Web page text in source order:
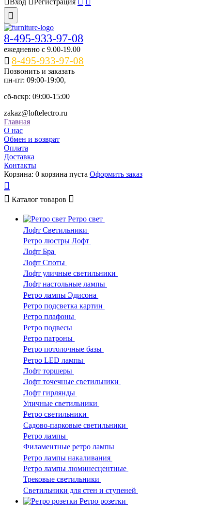
Вход
Регистрация
8-495-933-97-08
ежедневно c 9.00-19.00
8-495-933-97-08
Позвонить и заказать
пн-пт: 09:00-19:00,
сб-вскр: 09:00-15:00
zakaz@loftelectro.ru
Главная
О нас
Обмен и возврат
Оплата
Доставка
Контакты
Корзина: 0 корзина пуста Оформить заказ
Каталог товаров
Ретро свет
Лофт Светильники
Ретро люстры Лофт
Лофт Бра
Лофт Споты
Лофт уличные светильники
Лофт настольные лампы
Ретро лампы Эдисона
Ретро подсветка картин
Ретро плафоны
Ретро подвесы
Ретро патроны
Ретро потолочные базы
Ретро LED лампы
Лофт торшеры
Лофт точечные светильники
Лофт гирлянды
Уличные светильники
Ретро светильники
Садово-парковые светильники
Ретро лампы
Филаментные ретро лампы
Ретро лампы накаливания
Ретро лампы люминесцентные
Трековые светильники
Светильники для стен и ступеней
Ретро розетки